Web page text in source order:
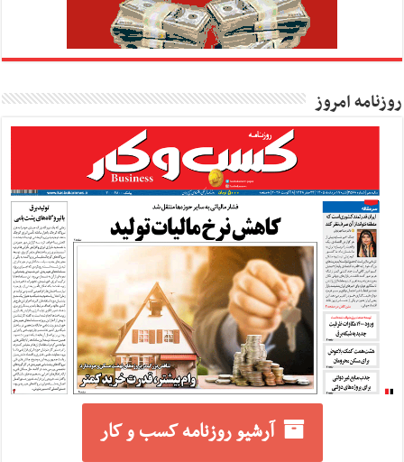
روزنامه امروز
آرشیو روزنامه کسب و کار